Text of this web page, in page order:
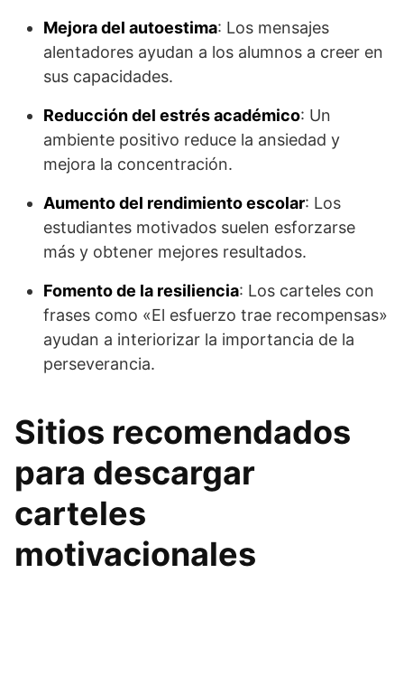
Mejora del autoestima: Los mensajes
alentadores ayudan a los alumnos a creer en
sus capacidades.
Reducción del estrés académico: Un
ambiente positivo reduce la ansiedad y
mejora la concentración.
Aumento del rendimiento escolar: Los
estudiantes motivados suelen esforzarse
más y obtener mejores resultados.
Fomento de la resiliencia: Los carteles con
frases como «El esfuerzo trae recompensas»
ayudan a interiorizar la importancia de la
perseverancia.
Sitios recomendados
para descargar
carteles
motivacionales